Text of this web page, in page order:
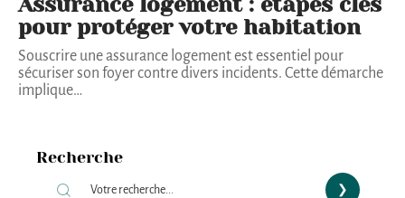
pour protéger votre habitation
Souscrire une assurance logement est essentiel pour
sécuriser son foyer contre divers incidents. Cette démarche
implique…
Recherche